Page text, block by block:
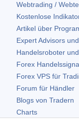
Webtrading /
Kostenlose
Artikel über
Expert Advisors
Handelsroboter
Forex
Forex VPS für
Forum für Händler
Blogs von Tradern
Charts